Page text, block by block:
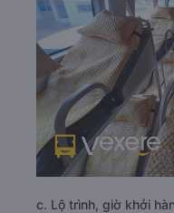
c. Lộ trình, giờ khởi